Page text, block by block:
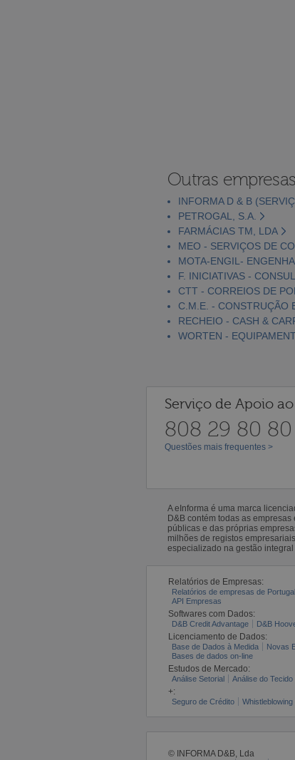
Outras
INFORMA D & B
PETROGAL, S.A.
FARMÁCIAS TM, LDA
MEO - SERVIÇOS DE
MOTA-ENGIL-
F. INICIATIVAS -
CTT - CORREIOS DE
C.M.E. - CONSTRUÇÃO
RECHEIO - CASH &
WORTEN -
Serviço de Apoio
808 29 80 80
Questões mais frequentes >
A eInforma é uma marca
D&B contém todas as
públicas e das próprias
milhões de registos
especializado na gestão integral
Relatórios de Empresas:
Relatórios de empresas de Portugal
API Empresas
Softwares com Dados:
D&B Credit Advantage D&B
Licenciamento de Dados:
Base de Dados à Medida Novas
Bases de dados on-line
Estudos de Mercado:
Análise Setorial Análise do
+:
Seguro de Crédito
© INFORMA D&B, Lda